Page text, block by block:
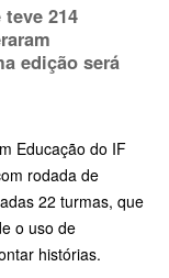
214
edição será
Educação do IF
rodada de
22 turmas, que
o uso de
histórias.